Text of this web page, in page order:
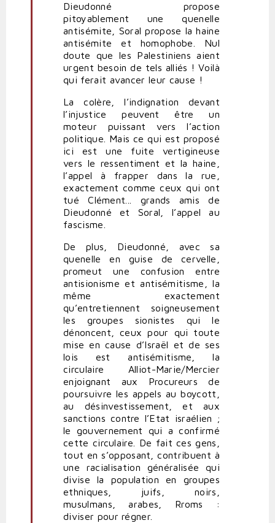
Dieudonné propose
pitoyablement une quenelle
antisémite, Soral propose la haine
antisémite et homophobe. Nul
doute que les Palestiniens aient
urgent besoin de tels alliés ! Voilà
qui ferait avancer leur cause !
La colère, l’indignation devant
l’injustice peuvent être un
moteur puissant vers l’action
politique. Mais ce qui est proposé
ici est une fuite vertigineuse
vers le ressentiment et la haine,
l’appel à frapper dans la rue,
exactement comme ceux qui ont
tué Clément... grands amis de
Dieudonné et Soral, l’appel au
fascisme.
De plus, Dieudonné, avec sa
quenelle en guise de cervelle,
promeut une confusion entre
antisionisme et antisémitisme, la
même exactement
qu’entretiennent soigneusement
les groupes sionistes qui le
dénoncent, ceux pour qui toute
mise en cause d’Israël et de ses
lois est antisémitisme, la
circulaire Alliot-Marie/Mercier
enjoignant aux Procureurs de
poursuivre les appels au boycott,
au désinvestissement, et aux
sanctions contre l’Etat israélien ;
le gouvernement qui a confirmé
cette circulaire. De fait ces gens,
tout en s’opposant, contribuent à
une racialisation généralisée qui
divise la population en groupes
ethniques, juifs, noirs,
musulmans, arabes, Rroms :
diviser pour régner.